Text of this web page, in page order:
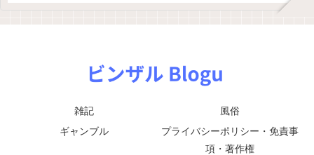
雑記
風俗
ギャンブル
プライバシーポリシー・免責事
項・著作権